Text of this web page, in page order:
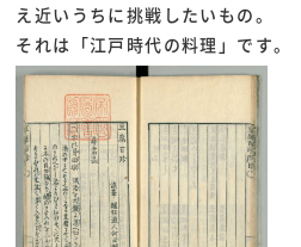
え近いうちに挑戦したいもの。
それは「江戸時代の料理」です。